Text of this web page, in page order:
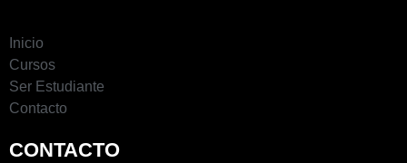
Inicio
Cursos
Ser Estudiante
Contacto
CONTACTO